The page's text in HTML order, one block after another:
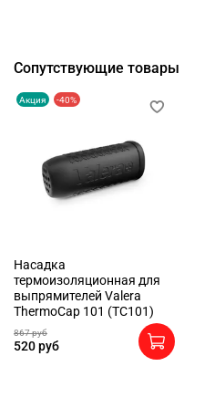
Сопутствующие товары
Акция -40%
Насадка
термоизоляционная для
выпрямителей Valera
ThermoCap 101 (TC101)
867 руб
520 руб